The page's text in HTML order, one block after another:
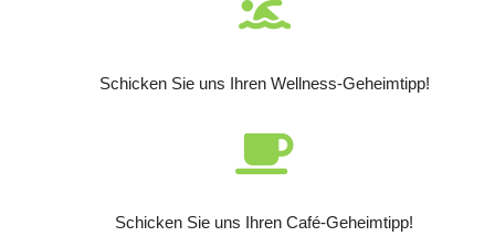
Schicken Sie uns Ihren Wellness-Geheimtipp!
Schicken Sie uns Ihren Café-Geheimtipp!